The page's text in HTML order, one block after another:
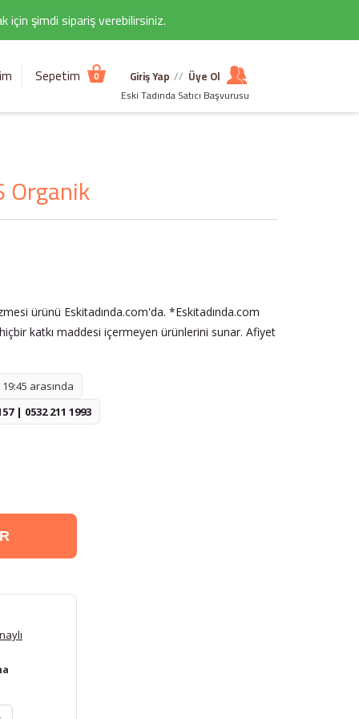
için şimdi sipariş verebilirsiniz.
Sepetim 0 Giriş Yap // Üye Ol
Eski Tadında Satıcı Başvurusu
Organik
ürünü Eskitadında.com'da. *Eskitadında.com
katkı maddesi içermeyen ürünlerini sunar. Afiyet
19:45 arasında
| 0532 211 1993